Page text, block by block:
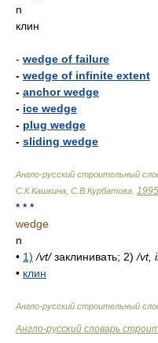
n
клин
- wedge of failure
- wedge of infinite extent
- anchor wedge
- ice wedge
- plug wedge
- sliding wedge
Англо-русский строительный
С.К.Кашкина, С.В.Курбатова 1995
* * *
wedge
n
• 1) /vt/заклинивать; 2)/vt,
• клин
Англо-русский строительный
Англо-русский словарь